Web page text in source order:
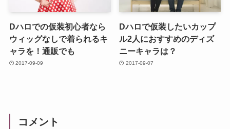
Dハロでの仮装初心者なら
ウィッグなしで着られるキ
ャラを！通販でも
2017-09-09
Dハロで仮装したいカップ
ル2人におすすめのディズ
ニーキャラは？
2017-09-07
コメント